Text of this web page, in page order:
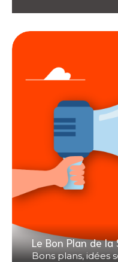
Le Bon Plan de la
Bons plans, idées